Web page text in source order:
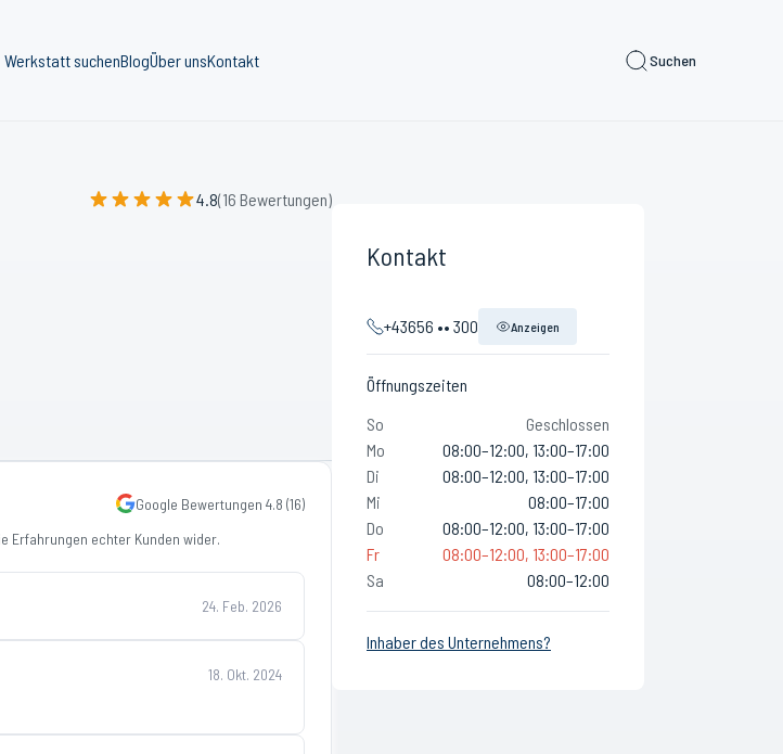
Werkstatt suchenBlogÜber unsKontakt Suchen
4.8(16 Bewertungen)
Google Bewertungen 4.8 (16)
Erfahrungen echter Kunden wider.
24. Feb. 2026
18. Okt. 2024
Kontakt
+43656 •• 300 Anzeigen
Öffnungszeiten
So
Geschlossen
Mo
08:00–12:00, 13:00–17:00
Di
08:00–12:00, 13:00–17:00
Mi
08:00–17:00
Do
08:00–12:00, 13:00–17:00
Fr
08:00–12:00, 13:00–17:00
Sa
08:00–12:00
Inhaber des Unternehmens?